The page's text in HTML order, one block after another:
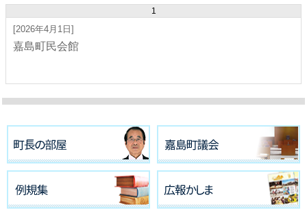
1
[2026年4月1日]
嘉島町民会館